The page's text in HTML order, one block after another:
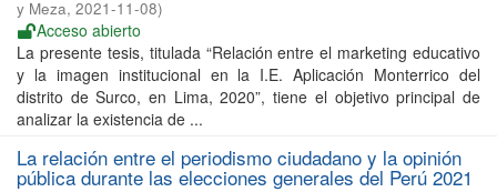
y Meza, 2021-11-08)
Acceso abierto
La presente tesis, titulada “Relación entre el marketing educativo
y la imagen institucional en la I.E. Aplicación Monterrico del
distrito de Surco, en Lima, 2020”, tiene el objetivo principal de
analizar la existencia de ...
La relación entre el periodismo ciudadano y la opinión
pública durante las elecciones generales del Perú 2021